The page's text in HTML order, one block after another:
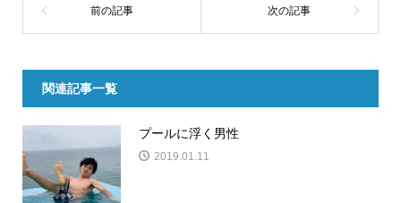
関連記事一覧
プールに浮く男性
2019.01.11